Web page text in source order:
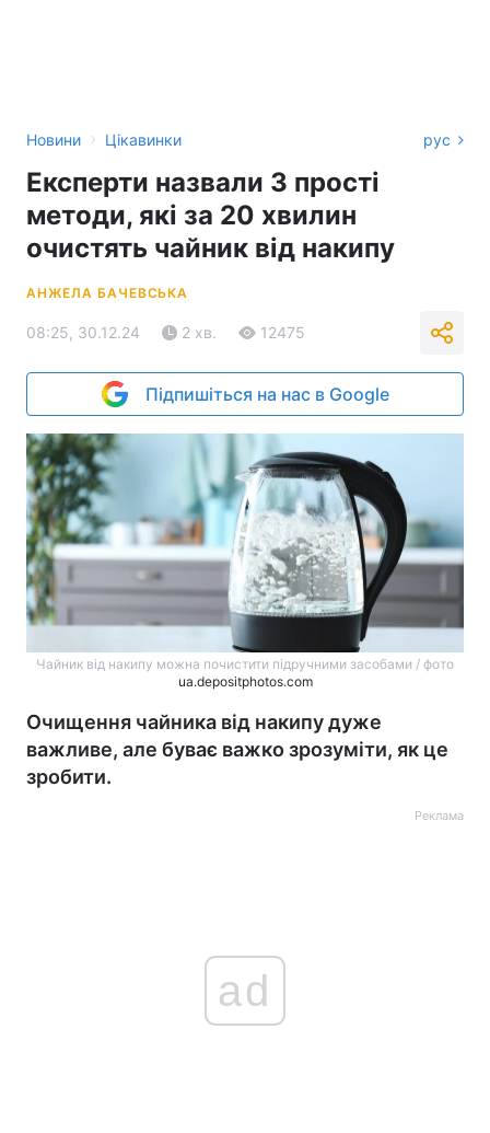
Новини › Цікавинки рус
Експерти назвали 3 прості
методи, які за 20 хвилин
очистять чайник від накипу
АНЖЕЛА БАЧЕВСЬКА
08:25, 30.12.24 2 хв. 12475
Підпишіться на нас в Google
Чайник від накипу можна почистити підручними засобами / фото
ua.depositphotos.com
Очищення чайника від накипу дуже
важливе, але буває важко зрозуміти, як це
зробити.
Реклама
ad